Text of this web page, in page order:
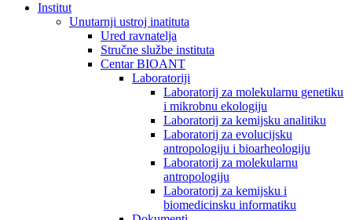
Institut
Unutarnji ustroj inatituta
Ured ravnatelja
Stručne službe instituta
Centar BIOANT
Laboratoriji
Laboratorij za molekularnu genetiku
i mikrobnu ekologiju
Laboratorij za kemijsku analitiku
Laboratorij za evolucijsku
antropologiju i bioarheologiju
Laboratorij za molekularnu
antropologiju
Laboratorij za kemijsku i
biomedicinsku informatiku